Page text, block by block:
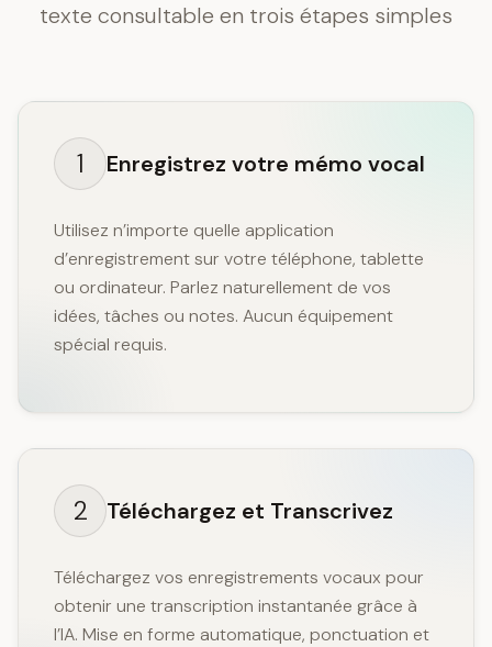
texte consultable en trois étapes simples
1 Enregistrez votre mémo vocal
Utilisez n’importe quelle application
d’enregistrement sur votre téléphone, tablette
ou ordinateur. Parlez naturellement de vos
idées, tâches ou notes. Aucun équipement
spécial requis.
2 Téléchargez et Transcrivez
Téléchargez vos enregistrements vocaux pour
obtenir une transcription instantanée grâce à
l’IA. Mise en forme automatique, ponctuation et